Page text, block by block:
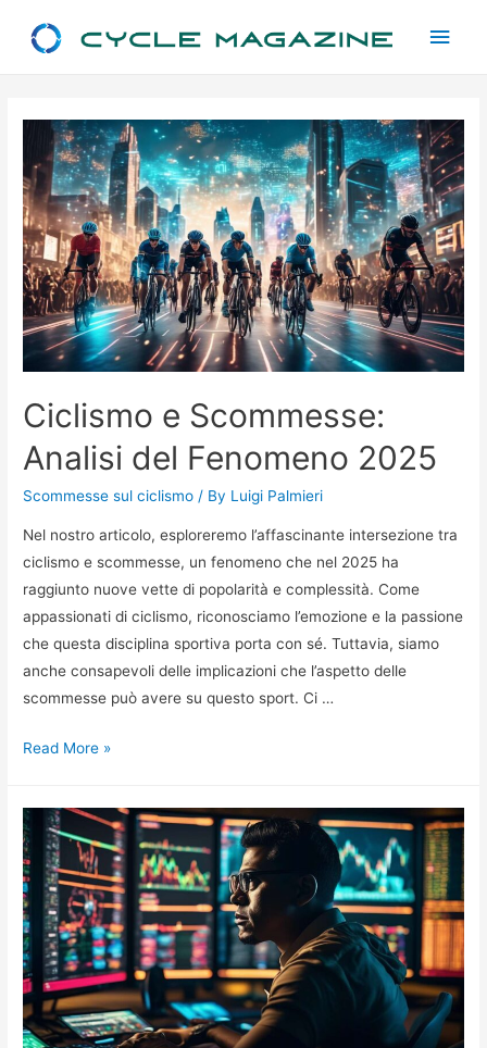
Main
Ciclismo e Scommesse:
Analisi del Fenomeno 2025
Scommesse sul ciclismo / By Luigi Palmieri
Nel nostro articolo, esploreremo l’affascinante intersezione tra
ciclismo e scommesse, un fenomeno che nel 2025 ha
raggiunto nuove vette di popolarità e complessità. Come
appassionati di ciclismo, riconosciamo l’emozione e la passione
che questa disciplina sportiva porta con sé. Tuttavia, siamo
anche consapevoli delle implicazioni che l’aspetto delle
scommesse può avere su questo sport. Ci …
Ciclismo
Analisi
del
Fenomeno
2025
Read More »